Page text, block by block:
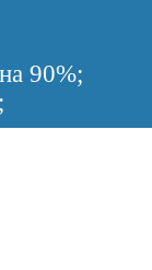
90%;